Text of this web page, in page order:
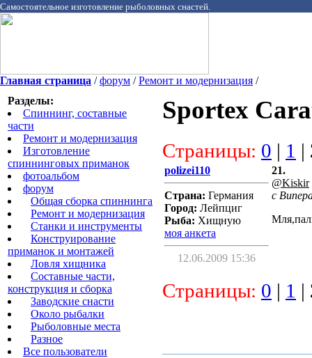
Самостоятельное изготовление рыболовных снастей.
Главная страница /форум /Ремонт и модернизация /
Разделы:
Спиннинг, составные
части
Ремонт и модернизация
Изготовление
спиннинговых приманок
фотоальбом
форум
Общая сборка спиннинга
Ремонт и модернизация
Станки и инструменты
Конструирование
приманок и монтажей
Ловля хищника
Cоставные части,
конструкция и сборка
Заводские снасти
Около рыбалки
Рыболовные места
Разное
Все пользователи
Sportex
Страницы: 0 | 1 |
polizei110
Страна: Германия
Город: Лейпциг
Рыба: Хищную
моя анкета
12.06.2009 15:36
21.
@Kiskir
с
Страницы: 0 | 1 |